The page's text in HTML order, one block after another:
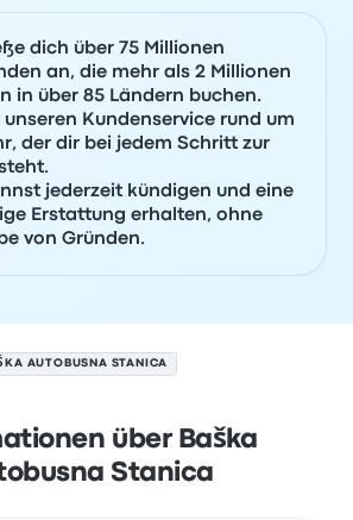
dich über 75 Millionen
an, die mehr als 2 Millionen
in über 85 Ländern buchen.
unseren Kundenservice rund um
der dir bei jedem Schritt zur
jederzeit kündigen und eine
ige Erstattung erhalten, ohne
von Gründen.
AUTOBUSNA STANICA
über Baška
Stanica